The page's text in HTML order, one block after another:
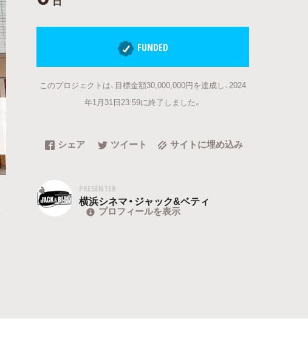
FUNDED
このプロジェクトは、目標金額30,000,000円を達成し、2024
年1月31日23:59に終了しました。
シェア ツイート サイトに埋め込み
PRESENTER
横浜シネマ・ジャック&ベティ
プロフィールを表示